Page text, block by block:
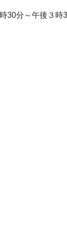
30分～午後３時